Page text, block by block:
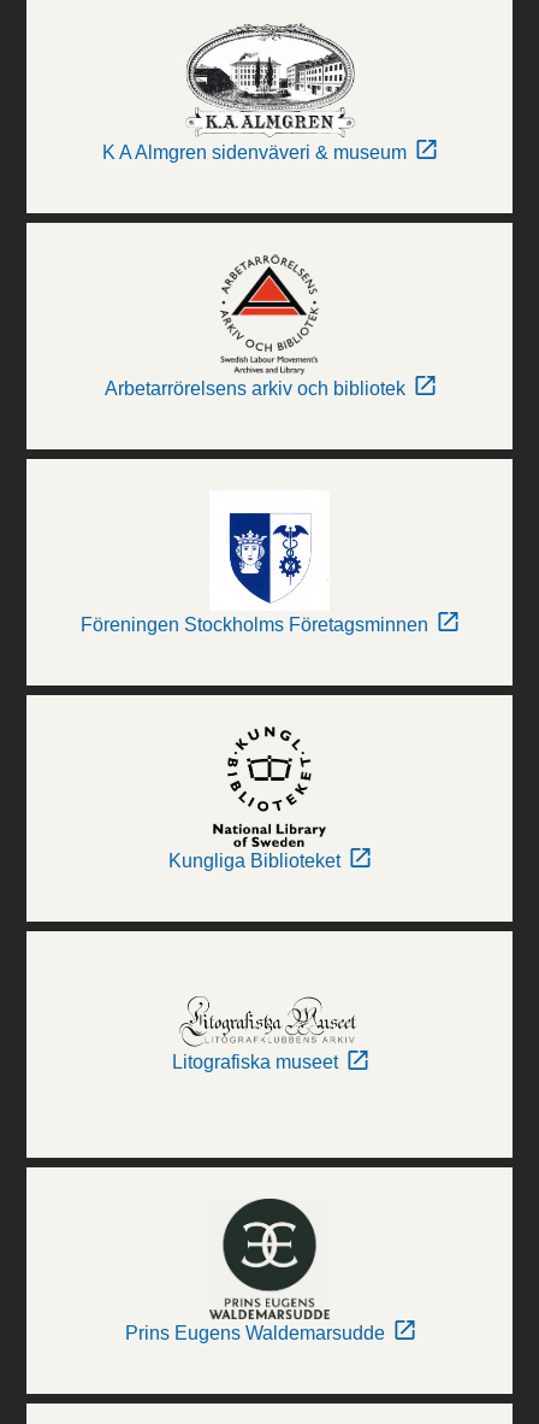
K A Almgren sidenväveri & museum
Arbetarrörelsens arkiv och bibliotek
Föreningen Stockholms Företagsminnen
Kungliga Biblioteket
Litografiska museet
Prins Eugens Waldemarsudde